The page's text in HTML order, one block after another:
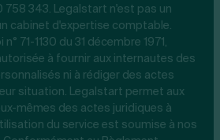
758 343. Legalstart n'est pas un
cabinet d'expertise comptable.
71-1130 du 31 décembre 1971,
à fournir aux internautes des
ni à rédiger des actes
situation. Legalstart permet aux
mêmes des actes juridiques à
du service est soumise à nos